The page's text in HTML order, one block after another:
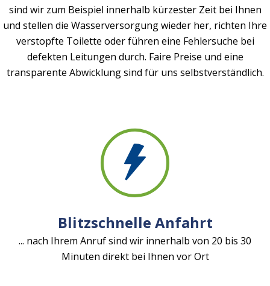
sind wir zum Beispiel innerhalb kürzester Zeit bei Ihnen
und stellen die Wasserversorgung wieder her, richten Ihre
verstopfte Toilette oder führen eine Fehlersuche bei
defekten Leitungen durch. Faire Preise und eine
transparente Abwicklung sind für uns selbstverständlich.
Blitzschnelle Anfahrt
... nach Ihrem Anruf sind wir innerhalb von 20 bis 30
Minuten direkt bei Ihnen vor Ort